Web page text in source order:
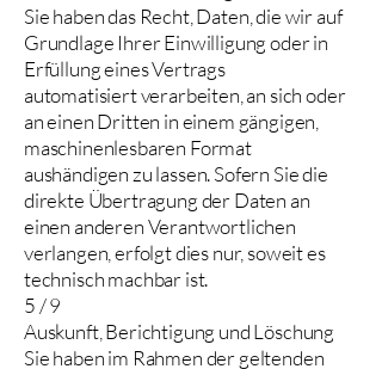
Sie haben das Recht, Daten, die wir auf
Grundlage Ihrer Einwilligung oder in
Erfüllung eines Vertrags
automatisiert verarbeiten, an sich oder
an einen Dritten in einem gängigen,
maschinenlesbaren Format
aushändigen zu lassen. Sofern Sie die
direkte Übertragung der Daten an
einen anderen Verantwortlichen
verlangen, erfolgt dies nur, soweit es
technisch machbar ist.
5 / 9
Auskunft, Berichtigung und Löschung
Sie haben im Rahmen der geltenden